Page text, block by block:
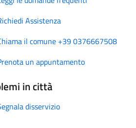
Assistenza
il comune +39 0376667508
un appuntamento
in città
disservizio